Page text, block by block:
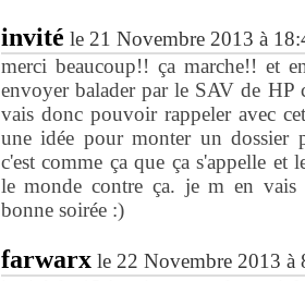
invité le 21 Novembre 2013 à
merci beaucoup!! ça marche!! et
envoyer balader par le SAV de
vais donc pouvoir rappeler avec
une idée pour monter un dossier
c'est comme ça que ça s'appelle et
le monde contre ça. je m en vais
bonne soirée :)
farwarxle 22 Novembre 2013 à